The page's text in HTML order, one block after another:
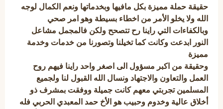
حقيقة حملة مميزة بكل مافيها وبخدماتها ونعم الكمال لوجه
الله ولا يخلو الأمر من اخطاء بسيطة وهو امر صحي
وبالكفاءات التي راينا رح تتصحح ولكن فالمجمل مشاعل
النور ابدعت وكانت كما تخيلنا وتصورنا من خدمات وخدمة
مميزة
وحقيقة من اكبر مسؤول الى اصغر واحد راينا فيهم روح
العمل والتعاون والاجتهاد ونسال الله القبول لنا ولجميع
المسلمين تجربتي معهم كانت جميلة ووفقت بمشرف ذو
أخلاق عالية وخدوم وحبيب هو الأخ حمد المعبدي الحربي فله